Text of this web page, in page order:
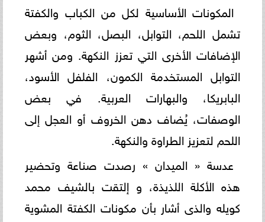
المكونات الأساسية لكل من الكباب والكفتة
تشمل اللحم، التوابل، البصل، الثوم، وبعض
الإضافات الأخرى التي تعزز النكهة. ومن أشهر
التوابل المستخدمة الكمون، الفلفل الأسود،
البابريكا، والبهارات العربية. في بعض
الوصفات، يُضاف دهن الخروف أو العجل إلى
اللحم لتعزيز الطراوة والنكهة.
عدسة « الميدان » رصدت صناعة وتحضير
هذه الأكلة اللذيذة، و إلتقت بالشيف محمد
كويله والذى أشار بأن مكونات الكفتة المشوية